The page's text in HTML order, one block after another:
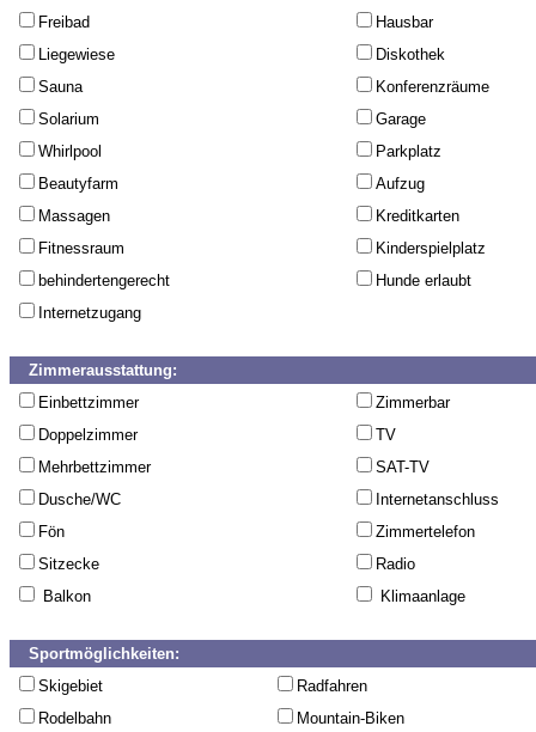
Freibad
Hausbar
Liegewiese
Diskothek
Sauna
Konferenzräume
Solarium
Garage
Whirlpool
Parkplatz
Beautyfarm
Aufzug
Massagen
Kreditkarten
Fitnessraum
Kinderspielplatz
behindertengerecht
Hunde erlaubt
Internetzugang
Zimmerausstattung:
Einbettzimmer
Zimmerbar
Doppelzimmer
TV
Mehrbettzimmer
SAT-TV
Dusche/WC
Internetanschluss
Fön
Zimmertelefon
Sitzecke
Radio
Balkon
Klimaanlage
Sportmöglichkeiten:
Skigebiet
Radfahren
Rodelbahn
Mountain-Biken